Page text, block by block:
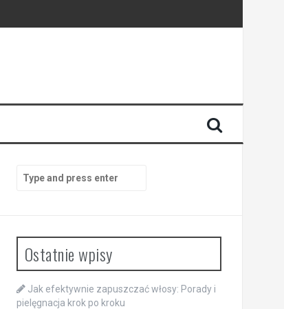
for:
Ostatnie wpisy
Jak efektywnie zapuszczać włosy: Porady i
pielęgnacja krok po kroku